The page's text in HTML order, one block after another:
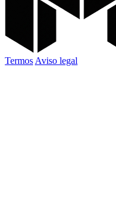
TermosAviso legal